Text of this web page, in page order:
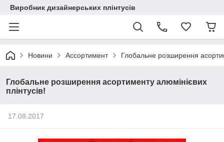
Виробник дизайнерських плінтусів
Новини Ассортимент Глобальне розширення
Глобальне розширення асортименту алюмінієвих
плінтусів!
17.08.2017